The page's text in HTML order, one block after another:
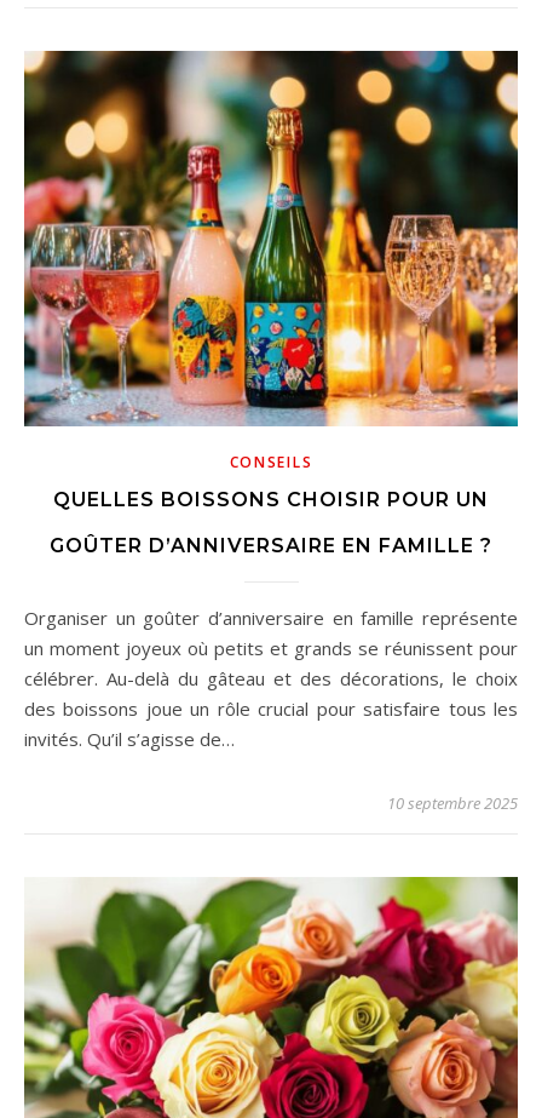
CONSEILS
QUELLES BOISSONS CHOISIR POUR UN
GOÛTER D’ANNIVERSAIRE EN FAMILLE ?
Organiser un goûter d’anniversaire en famille représente
un moment joyeux où petits et grands se réunissent pour
célébrer. Au-delà du gâteau et des décorations, le choix
des boissons joue un rôle crucial pour satisfaire tous les
invités. Qu’il s’agisse de…
10 septembre 2025